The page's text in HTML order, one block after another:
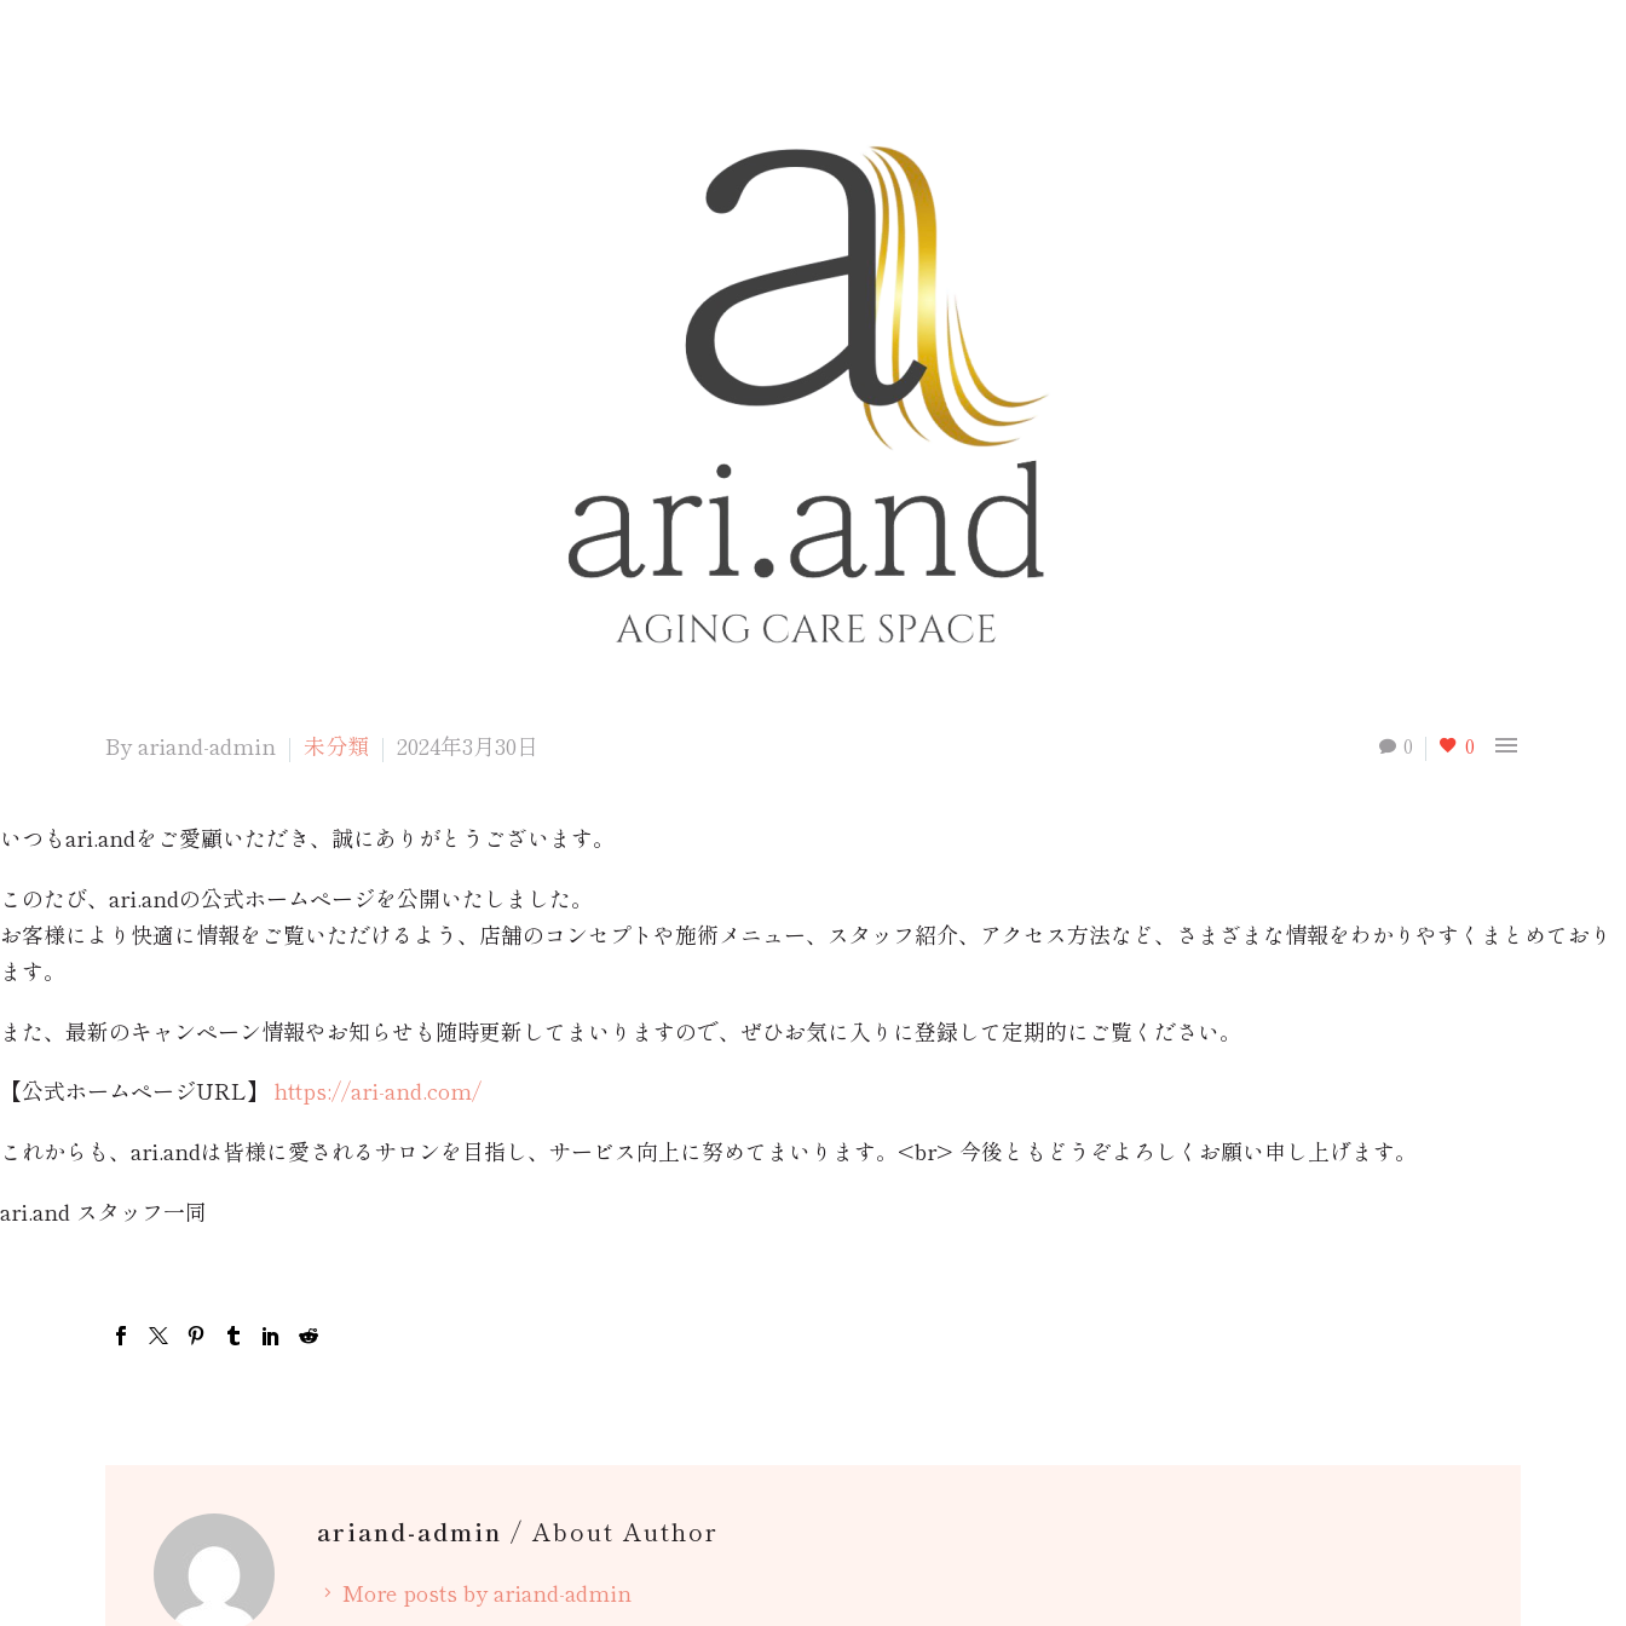
0 0 
By ariand-admin 未分類 2024年3月30日
いつもari.andをご愛顧いただき、誠にありがとうございます。
このたび、ari.andの公式ホームページを公開いたしました。
お客様により快適に情報をご覧いただけるよう、店舗のコンセプトや施術メニュー、スタッフ紹介、アクセス方法など、さまざまな情報をわかりやすくまとめており
ます。
また、最新のキャンペーン情報やお知らせも随時更新してまいりますので、ぜひお気に入りに登録して定期的にご覧ください。
【公式ホームページURL】 https://ari-and.com/
これからも、ari.andは皆様に愛されるサロンを目指し、サービス向上に努めてまいります。<br> 今後ともどうぞよろしくお願い申し上げます。
ari.and スタッフ一同
ariand-admin / About Author
More posts by ariand-admin